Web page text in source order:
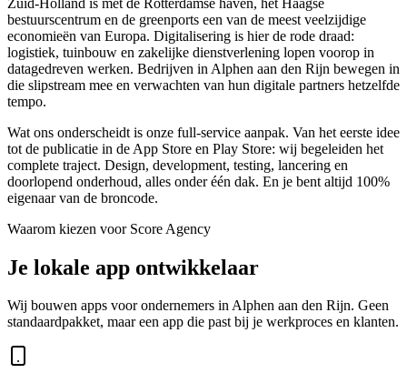
bestuurscentrum en de greenports een van de meest veelzijdige
economieën van Europa. Digitalisering is hier de rode draad:
logistiek, tuinbouw en zakelijke dienstverlening lopen voorop in
datagedreven werken. Bedrijven in Alphen aan den Rijn bewegen in
die slipstream mee en verwachten van hun digitale partners hetzelfde
tempo.
Wat ons onderscheidt is onze full-service aanpak. Van het eerste idee
tot de publicatie in de App Store en Play Store: wij begeleiden het
complete traject. Design, development, testing, lancering en
doorlopend onderhoud, alles onder één dak. En je bent altijd 100%
eigenaar van de broncode.
Waarom kiezen voor Score Agency
Je lokale app ontwikkelaar
Wij bouwen apps voor ondernemers in Alphen aan den Rijn. Geen
standaardpakket, maar een app die past bij je werkproces en klanten.